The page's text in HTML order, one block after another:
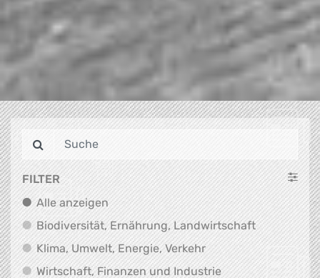
FILTER
Alle anzeigenAlle anzeigen
Biodiversität, Ernährung, Landwirtschaft
Klima, Umwelt, Energie, VerkehrKlima, Umwelt,
Wirtschaft, Finanzen und IndustrieWirtschaft,